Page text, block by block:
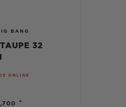
BANG
32
ONLINE
•